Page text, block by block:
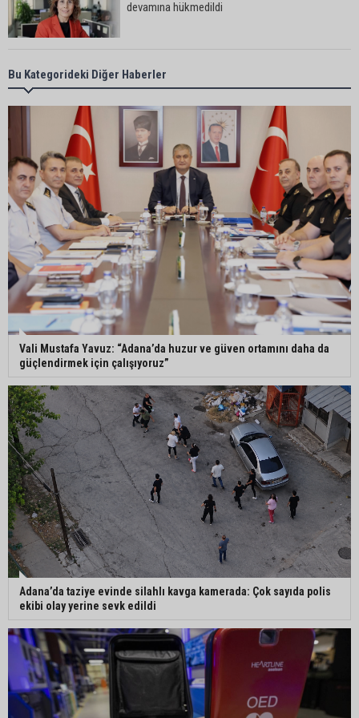
devamına hükmedildi
Adana’da taziye evinde silahlı kavga kamerada:
Çok sayıda polis ekibi olay yerine sevk edildi
Adana’da parktaki OED cihazını çalan şüpheli
tutuklandı
Seyhan’da fırın ve pastanelere hijyen denetimi
gerçekleştirildi
Eski polis memuru Ergün Karakaya’nın
öldürüldüğü silahlı kavganın görüntüleri ortaya
çıktı
İmamoğlu’nda hijyen ve etiket kontrolü
Mustafa Özkan: "Yüreğir Belediye Başkan
Vekilliği seçimine ilişkin hukuki süreç başlatıldı"
Bu Kategorideki Diğer Haberler
Vali Mustafa Yavuz: “Adana’da huzur ve güven ortamını daha da
güçlendirmek için çalışıyoruz”
Adana’da taziye evinde silahlı kavga kamerada: Çok sayıda polis
ekibi olay yerine sevk edildi